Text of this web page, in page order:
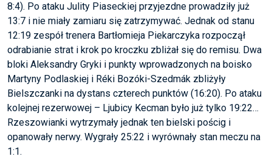
8:4). Po ataku Julity Piaseckiej przyjezdne prowadziły już
13:7 i nie miały zamiaru się zatrzymywać. Jednak od stanu
12:19 zespół trenera Bartłomieja Piekarczyka rozpoczął
odrabianie strat i krok po kroczku zbliżał się do remisu. Dwa
bloki Aleksandry Gryki i punkty wprowadzonych na boisko
Martyny Podlaskiej i Réki Bozóki-Szedmák zbliżyły
Bielszczanki na dystans czterech punktów (16:20). Po ataku
kolejnej rezerwowej – Ljubicy Kecman było już tylko 19:22…
Rzeszowianki wytrzymały jednak ten bielski pościg i
opanowały nerwy. Wygrały 25:22 i wyrównały stan meczu na
1:1.